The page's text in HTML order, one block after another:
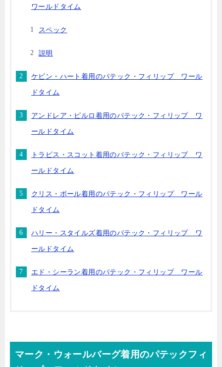
ワールドタイム
スペック
説明
ケビン・ハート着用のパテック・フィリップ ワール
ドタイム
アンドレア・ピルロ着用のパテック・フィリップ ワ
ールドタイム
トラビス・スコット着用のパテック・フィリップ ワ
ールドタイム
クリス・ポール着用のパテック・フィリップ ワール
ドタイム
ハリー・スタイルズ着用のパテック・フィリップ ワ
ールドタイム
エド・シーラン着用のパテック・フィリップ ワール
ドタイム
マーク・ウォールバーグ着用のパテックフィ